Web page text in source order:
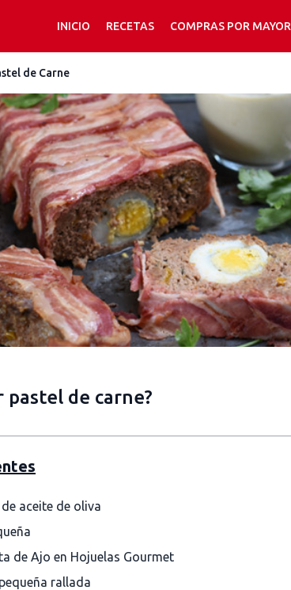
INICIO RECETAS COMPRAS POR MAYOR
de Carne
pastel de carne?
aceite de oliva
de Ajo en Hojuelas Gourmet
rallada